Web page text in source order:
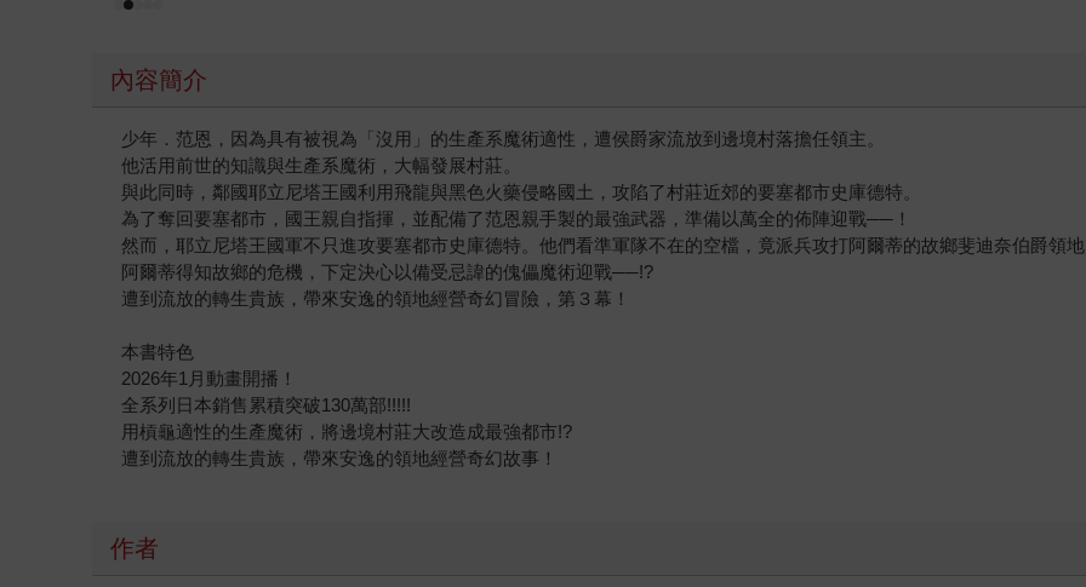
內容簡介
少年．范恩，因為具有被視為「沒用」的生產系魔術適性，遭侯爵家流放到邊境村落擔任領主。
他活用前世的知識與生產系魔術，大幅發展村莊。
與此同時，鄰國耶立尼塔王國利用飛龍與黑色火藥侵略國土，攻陷了村莊近郊的要塞都市史庫德特。
為了奪回要塞都市，國王親自指揮，並配備了范恩親手製的最強武器，準備以萬全的佈陣迎戰──！
然而，耶立尼塔王國軍不只進攻要塞都市史庫德特。他們看準軍隊不在的空檔，竟派兵攻打阿爾蒂的故鄉斐迪奈伯爵
阿爾蒂得知故鄉的危機，下定決心以備受忌諱的傀儡魔術迎戰──!?
遭到流放的轉生貴族，帶來安逸的領地經營奇幻冒險，第３幕！
本書特色
2026年1月動畫開播！
全系列日本銷售累積突破130萬部!!!!!
用槓龜適性的生產魔術，將邊境村莊大改造成最強都市!?
遭到流放的轉生貴族，帶來安逸的領地經營奇幻故事！
作者